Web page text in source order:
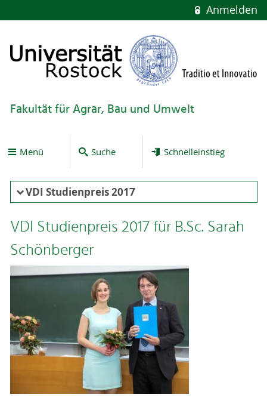
Anmelden
Fakultät für Agrar, Bau und Umwelt
Menü Suche Schnelleinstieg
VDI Studienpreis 2017
VDI Studienpreis 2017 für B.Sc. Sarah
Schönberger